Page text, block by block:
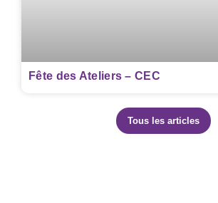
Fête des Ateliers – CEC
Tous les articles